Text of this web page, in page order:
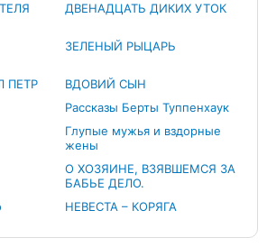
ДВЕНАДЦАТЬ ДИКИХ УТОК
ЗЕЛЕНЫЙ РЫЦАРЬ
ПЕТР
ВДОВИЙ СЫН
Рассказы Берты Туппенхаук
Глупые мужья и вздорные
жены
О ХОЗЯИНЕ, ВЗЯВШЕМСЯ ЗА
БАБЬЕ ДЕЛО.
НЕВЕСТА – КОРЯГА